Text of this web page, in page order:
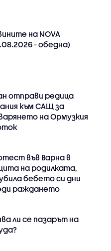
на NOVA
- обедна)
отправи редица
към САЩ за
на Ормузкия
във Варна в
на родилката,
бебето си дни
раждането
ли се пазарът на